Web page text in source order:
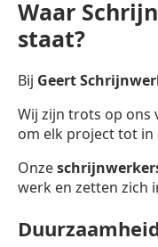
Waar
staat?
Bij Geert
Wij zijn trots op ons
om elk project tot
Onze
werk en zetten zich